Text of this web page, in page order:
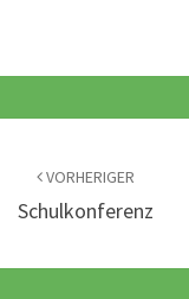
VORHERIGER
Schulkonferenz